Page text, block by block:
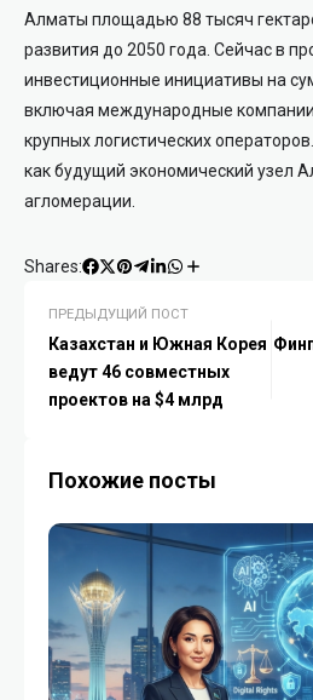
Алматы площадью 88 тысяч
развития до 2050 года. Сейчас в
инвестиционные инициативы на
включая международные компании
крупных логистических
как будущий экономический узел
агломерации.
Shares:
ПРЕДЫДУЩИЙ ПОСТ
Казахстан и Южная Корея
ведут 46 совместных
проектов на $4 млрд
Похожие посты